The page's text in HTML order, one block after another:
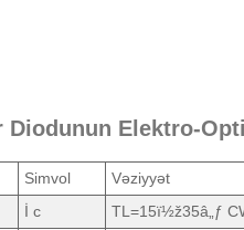
Diodunun Elektro-
Simvol Vəziyyət
İ c TL=15ï½ž35â„ƒ